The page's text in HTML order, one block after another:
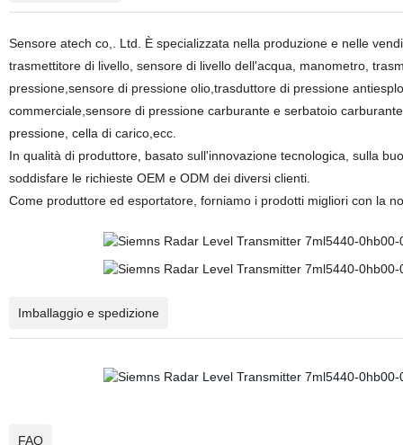
Sensore atech co,. Ltd. È specializzata nella produzione e nelle
trasmettitore di livello, sensore di livello dell'acqua, manometro,
pressione,sensore di pressione olio,trasduttore di pressione
commerciale,sensore di pressione carburante e serbatoio
pressione, cella di carico,ecc.
In qualità di produttore, basato sull'innovazione tecnologica, sulla
soddisfare le richieste OEM e ODM dei diversi clienti.
Come produttore ed esportatore, forniamo i prodotti migliori con la
Imballaggio e spedizione
FAQ